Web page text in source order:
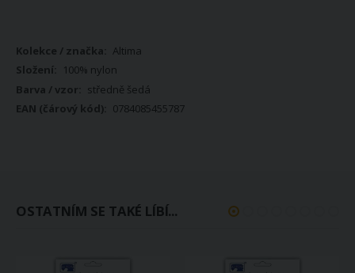
Více
informací
Altima
100% nylon
středně šedá
0784085455787
OSTATNÍM SE TAKÉ LÍBÍ...